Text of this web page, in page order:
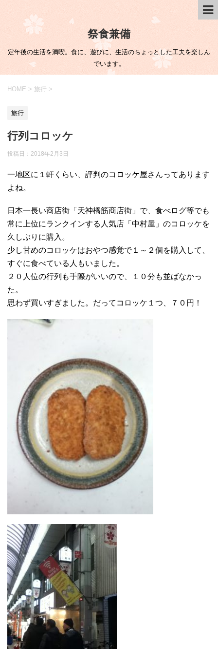
祭食兼備
定年後の生活を満喫。食に、遊びに、生活のちょっとした工夫を楽しん
でいます。
HOME > 旅行 >
旅行
行列コロッケ
投稿日： 2018年2月3日
一地区に１軒くらい、評判のコロッケ屋さんってあります
よね。
日本一長い商店街「天神橋筋商店街」で、食べログ等でも
常に上位にランクインする人気店「中村屋」のコロッケを
久しぶりに購入。
少し甘めのコロッケはおやつ感覚で１～２個を購入して、
すぐに食べている人もいました。
２０人位の行列も手際がいいので、１０分も並ばなかっ
た。
思わず買いすぎました。だってコロッケ１つ、７０円！